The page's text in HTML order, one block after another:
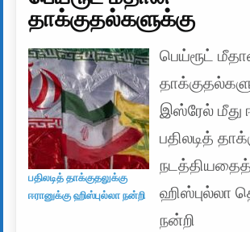
தாக்குதல்களுக்கு
பதிலடித் தாக்குதலுக்கு
ஈரானுக்கு ஹிஸ்புல்லா நன்றி
பெய்ரூட்
இஸ்ரேல் மீது
பதிலடித்
ஹிஸ்புல்லா
நன்றி